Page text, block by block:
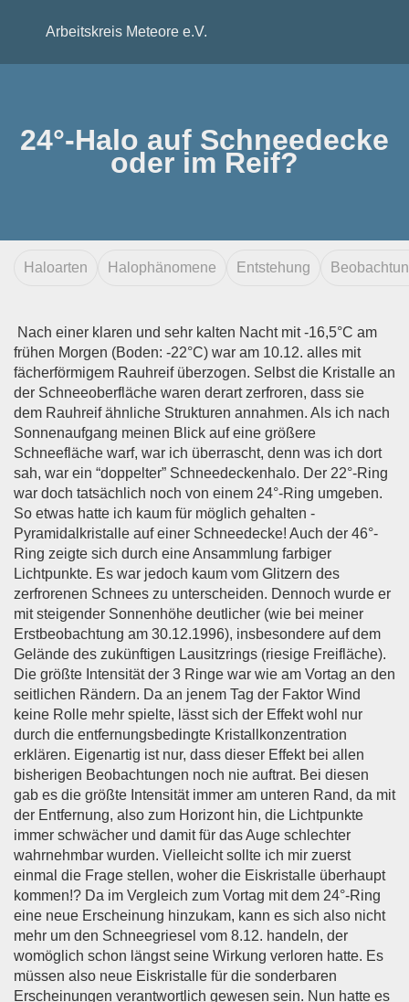
Arbeitskreis Meteore e.V.
24°-Halo auf Schneedecke
oder im Reif?
Haloarten Halophänomene Entstehung
Nach einer klaren und sehr kalten Nacht mit -16,5°C am
frühen Morgen (Boden: -22°C) war am 10.12. alles mit
fächerförmigem Rauhreif überzogen. Selbst die Kristalle an
der Schneeoberfläche waren derart zerfroren, dass sie
dem Rauhreif ähnliche Strukturen annahmen. Als ich nach
Sonnenaufgang meinen Blick auf eine größere
Schneefläche warf, war ich überrascht, denn was ich dort
sah, war ein “doppelter” Schneedeckenhalo. Der 22°-Ring
war doch tatsächlich noch von einem 24°-Ring umgeben.
So etwas hatte ich kaum für möglich gehalten -
Pyramidalkristalle auf einer Schneedecke! Auch der 46°-
Ring zeigte sich durch eine Ansammlung farbiger
Lichtpunkte. Es war jedoch kaum vom Glitzern des
zerfrorenen Schnees zu unterscheiden. Dennoch wurde er
mit steigender Sonnenhöhe deutlicher (wie bei meiner
Erstbeobachtung am 30.12.1996), insbesondere auf dem
Gelände des zukünftigen Lausitzrings (riesige Freifläche).
Die größte Intensität der 3 Ringe war wie am Vortag an den
seitlichen Rändern. Da an jenem Tag der Faktor Wind
keine Rolle mehr spielte, lässt sich der Effekt wohl nur
durch die entfernungsbedingte Kristallkonzentration
erklären. Eigenartig ist nur, dass dieser Effekt bei allen
bisherigen Beobachtungen noch nie auftrat. Bei diesen
gab es die größte Intensität immer am unteren Rand, da mit
der Entfernung, also zum Horizont hin, die Lichtpunkte
immer schwächer und damit für das Auge schlechter
wahrnehmbar wurden. Vielleicht sollte ich mir zuerst
einmal die Frage stellen, woher die Eiskristalle überhaupt
kommen!? Da im Vergleich zum Vortag mit dem 24°-Ring
eine neue Erscheinung hinzukam, kann es sich also nicht
mehr um den Schneegriesel vom 8.12. handeln, der
womöglich schon längst seine Wirkung verloren hatte. Es
müssen also neue Eiskristalle für die sonderbaren
Erscheinungen verantwortlich gewesen sein. Nun hatte es